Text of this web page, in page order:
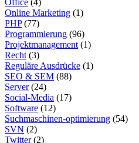
Online Marketing (1)
PHP(77)
Programmierung (96)
Projektmanagement (1)
Recht (3)
Reguläre Ausdrücke (1)
SEO & SEM (88)
Server(24)
Social-Media (17)
Software (12)
Suchmaschinen-optimierung (54)
SVN (2)
Twitter(2)